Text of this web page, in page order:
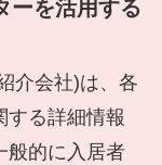
ーを活用する
介会社)は、各
する詳細情報
般的に入居者